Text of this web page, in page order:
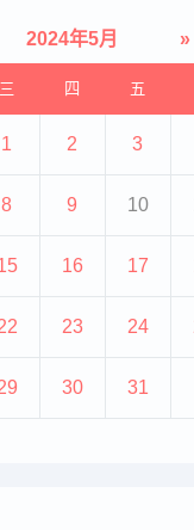
2024年5月 »
三 四 五
1 2 3
8 9 10
16 17
23 24
30 31